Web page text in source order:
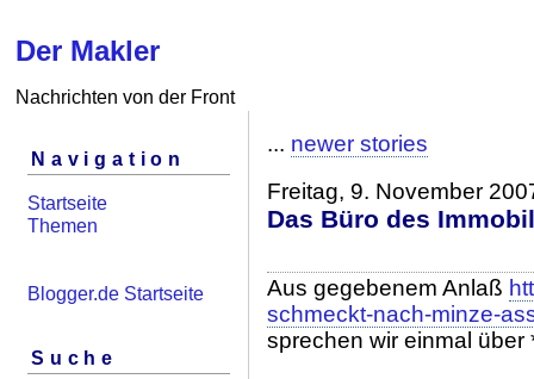
Der Makler
Nachrichten von der Front
Navigation
Startseite
Themen
Blogger.de Startseite
Suche
... newer stories
Freitag, 9. November
Das Büro des
Aus gegebenem Anlaß
schmeckt-nach-minze-
sprechen wir einmal